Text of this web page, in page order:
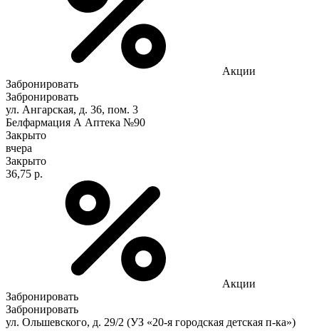
Акции
Забронировать
Забронировать
ул. Ангарская, д. 36, пом. 3
Белфармация А Аптека №90
Закрыто
вчера
Закрыто
36,75 р.
Акции
Забронировать
Забронировать
ул. Ольшевского, д. 29/2 (УЗ «20-я городская детская п-ка»)